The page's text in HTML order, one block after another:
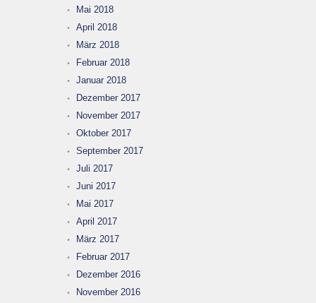
Mai 2018
April 2018
März 2018
Februar 2018
Januar 2018
Dezember 2017
November 2017
Oktober 2017
September 2017
Juli 2017
Juni 2017
Mai 2017
April 2017
März 2017
Februar 2017
Dezember 2016
November 2016